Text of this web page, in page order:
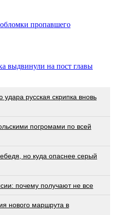
пропавшего
выдвинули на пост главы
русская скрипка вновь
погромами по всей
но куда опаснее серый
почему получают не все
нового маршрута в